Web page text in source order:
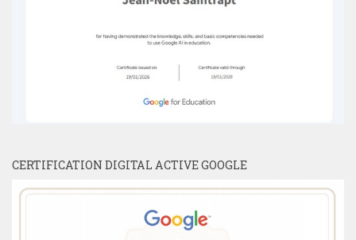
CERTIFICATION DIGITAL ACTIVE GOOGLE